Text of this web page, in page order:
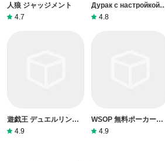
人狼 ジャッジメント
4.7
Дурак с настройкой
правил
4.8
遊戯王 デュエルリンク
ス 4.9
WSOP 無料ポーカー
(World Series of Poker)
4.9